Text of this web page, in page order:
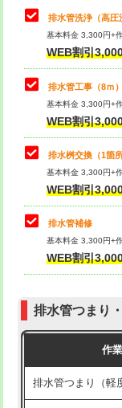
排水管工事（追加
え）
マス交換（土の
マス交換（深さ50
マス交換（深さ
コンクリート斫り
コンクリート斫
モルタル補修（厚
モルタル補修（
追加人工
※給水管工事は
理・調整・分解・
止水・漏水調査
理・調整・分解
その他部品の脱着
交換・取付（タン
交換・取付(単水栓
式）)
交換・取付(混合
式・ワンホール）)
交換・取付(排水
交換・取付（その
持込商品取付（単
持込商品取付（混
持込商品取付（浄
排水管洗浄（高圧
基本料金 3,300円+
WEB割引
排水管工事（8ｍ）
基本料金 3,300円+
WEB割引
排水桝交換（1箇所
基本料金 3,300円+
WEB割引
排水管補修
基本料金 3,300円+
WEB割引
排水管つまり
作
排水管つまり（軽